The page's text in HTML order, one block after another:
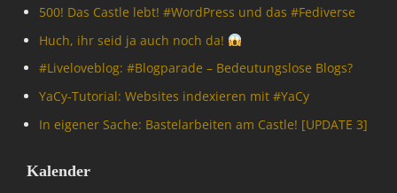
I
e
e
500! Das Castle lebt! #WordPress und das #Fediverse
Huch, ihr seid ja auch noch da!
#Livelove­blog: #Blogparade – Bedeutungslose Blogs?
YaCy-Tutorial: Websites indexieren mit #YaCy
In eigener Sache: Bastelarbeiten am Castle! [UPDATE 3]
Kalender